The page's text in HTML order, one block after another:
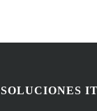
SOLUCIONES IT